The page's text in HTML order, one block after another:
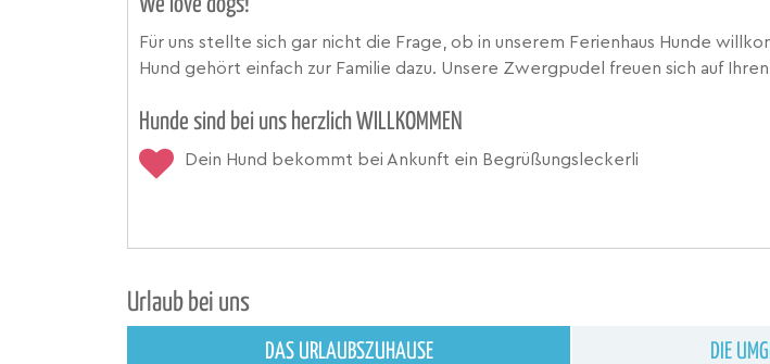
Für uns stellte sich gar nicht die Frage, ob in unserem Ferienhaus Hunde
Hund gehört einfach zur Familie dazu. Unsere Zwergpudel freuen sich auf Ihren
Hunde sind bei uns herzlich WILLKOMMEN
Dein Hund bekommt bei Ankunft ein Begrüßungsleckerli
Urlaub bei uns
DAS URLAUBSZUHAUSE DIE